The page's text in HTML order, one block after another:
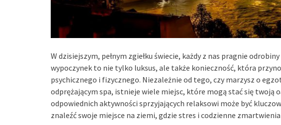
W dzisiejszym, pełnym zgiełku świecie, każdy z nas pragnie
wypoczynek to nie tylko luksus, ale także konieczność, która
psychicznego i fizycznego. Niezależnie od tego, czy marzysz o
odprężającym spa, istnieje wiele miejsc, które mogą stać się twoją
odpowiednich aktywności sprzyjających relaksowi może być
znaleźć swoje miejsce na ziemi, gdzie stres i codzienne